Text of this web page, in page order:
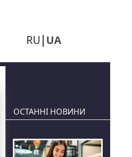
RU UA
ОСТАННІ НОВИНИ